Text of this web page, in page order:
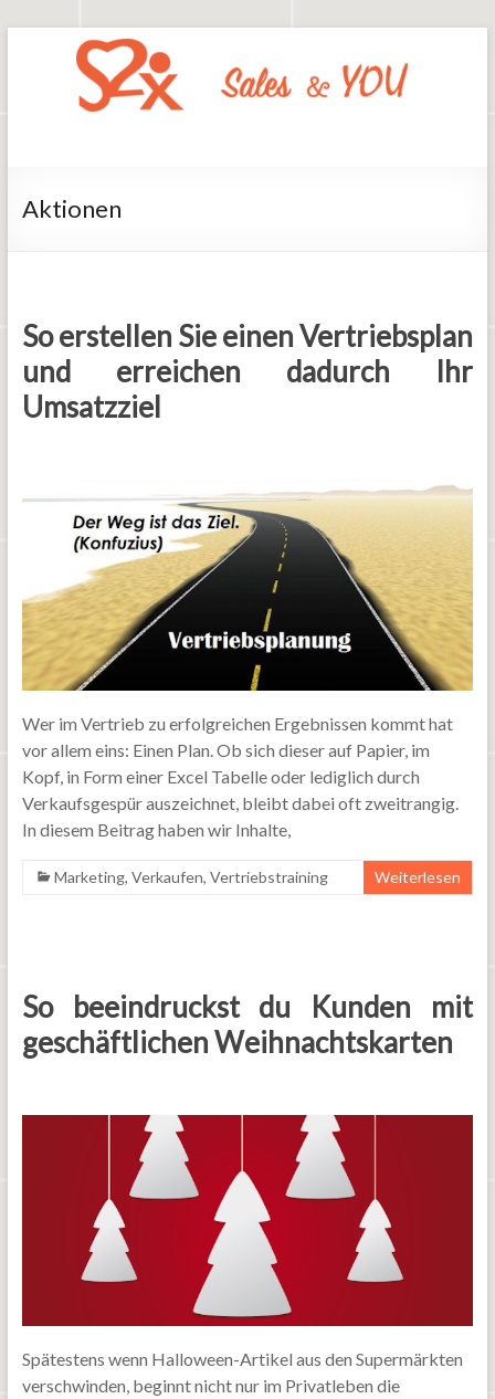
Aktionen
So erstellen Sie einen Vertriebsplan
und erreichen dadurch Ihr
Umsatzziel
Wer im Vertrieb zu erfolgreichen Ergebnissen kommt hat
vor allem eins: Einen Plan. Ob sich dieser auf Papier, im
Kopf, in Form einer Excel Tabelle oder lediglich durch
Verkaufsgespür auszeichnet, bleibt dabei oft zweitrangig.
In diesem Beitrag haben wir Inhalte,
Marketing, Verkaufen, Vertriebstraining Weiterlesen
So beeindruckst du Kunden mit
geschäftlichen Weihnachtskarten
Spätestens wenn Halloween-Artikel aus den Supermärkten
verschwinden, beginnt nicht nur im Privatleben die